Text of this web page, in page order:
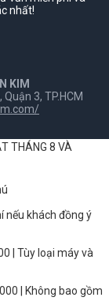
nhất!
KIM
3, TP.HCM
THÁNG 8 VÀ
nếu khách đồng ý
| Tùy loại máy và
| Không bao gồm